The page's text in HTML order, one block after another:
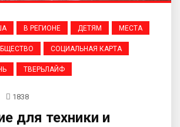
В РЕГИОНЕ ДЕТЯМ МЕСТА
СОЦИАЛЬНАЯ КАРТА
ТВЕРЬЛАЙФ
1838
для техники и